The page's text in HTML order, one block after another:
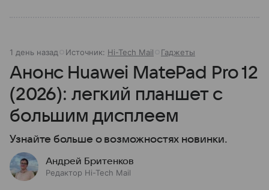
1 день назад Источник: Hi-Tech Mail Гаджеты
Анонс Huawei MatePad Pro 12
(2026): легкий планшет с
большим дисплеем
Узнайте больше о возможностях новинки.
Андрей Бритенков
Редактор Hi-Tech Mail